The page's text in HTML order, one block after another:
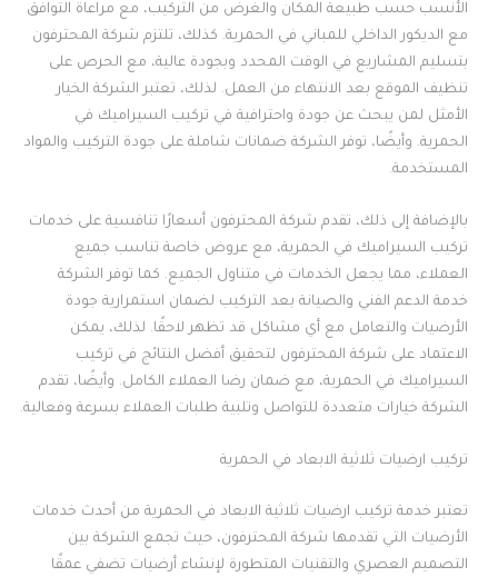
الأنسب حسب طبيعة المكان والغرض من التركيب، مع مراعاة التوافق
مع الديكور الداخلي للمباني في الحمرية. كذلك، تلتزم شركة المحترفون
بتسليم المشاريع في الوقت المحدد وبجودة عالية، مع الحرص على
تنظيف الموقع بعد الانتهاء من العمل. لذلك، تعتبر الشركة الخيار
الأمثل لمن يبحث عن جودة واحترافية في تركيب السيراميك في
الحمرية. وأيضًا، توفر الشركة ضمانات شاملة على جودة التركيب والمواد
المستخدمة.
بالإضافة إلى ذلك، تقدم شركة المحترفون أسعارًا تنافسية على خدمات
تركيب السيراميك في الحمرية، مع عروض خاصة تناسب جميع
العملاء، مما يجعل الخدمات في متناول الجميع. كما توفر الشركة
خدمة الدعم الفني والصيانة بعد التركيب لضمان استمرارية جودة
الأرضيات والتعامل مع أي مشاكل قد تظهر لاحقًا. لذلك، يمكن
الاعتماد على شركة المحترفون لتحقيق أفضل النتائج في تركيب
السيراميك في الحمرية، مع ضمان رضا العملاء الكامل. وأيضًا، تقدم
الشركة خيارات متعددة للتواصل وتلبية طلبات العملاء بسرعة وفعالية.
تركيب ارضيات ثلاثية الابعاد في الحمرية
تعتبر خدمة تركيب ارضيات ثلاثية الابعاد في الحمرية من أحدث خدمات
الأرضيات التي تقدمها شركة المحترفون، حيث تجمع الشركة بين
التصميم العصري والتقنيات المتطورة لإنشاء أرضيات تضفي عمقًا